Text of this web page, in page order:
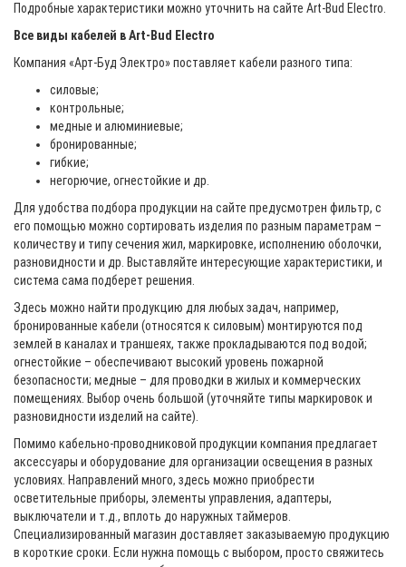
Подробные характеристики можно уточнить на сайте Art-Bud Electro.
Все виды кабелей в Art-Bud Electro
Компания «Арт-Буд Электро» поставляет кабели разного типа:
силовые;
контрольные;
медные и алюминиевые;
бронированные;
гибкие;
негорючие, огнестойкие и др.
Для удобства подбора продукции на сайте предусмотрен фильтр, с
его помощью можно сортировать изделия по разным параметрам –
количеству и типу сечения жил, маркировке, исполнению оболочки,
разновидности и др. Выставляйте интересующие характеристики, и
система сама подберет решения.
Здесь можно найти продукцию для любых задач, например,
бронированные кабели (относятся к силовым) монтируются под
землей в каналах и траншеях, также прокладываются под водой;
огнестойкие – обеспечивают высокий уровень пожарной
безопасности; медные – для проводки в жилых и коммерческих
помещениях. Выбор очень большой (уточняйте типы маркировок и
разновидности изделий на сайте).
Помимо кабельно-проводниковой продукции компания предлагает
аксессуары и оборудование для организации освещения в разных
условиях. Направлений много, здесь можно приобрести
осветительные приборы, элементы управления, адаптеры,
выключатели и т.д., вплоть до наружных таймеров.
Специализированный магазин доставляет заказываемую продукцию
в короткие сроки. Если нужна помощь с выбором, просто свяжитесь